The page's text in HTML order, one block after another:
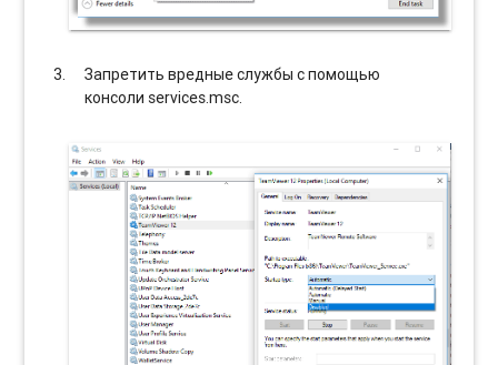
Запретить вредные службы с помощью
консоли services.msc.